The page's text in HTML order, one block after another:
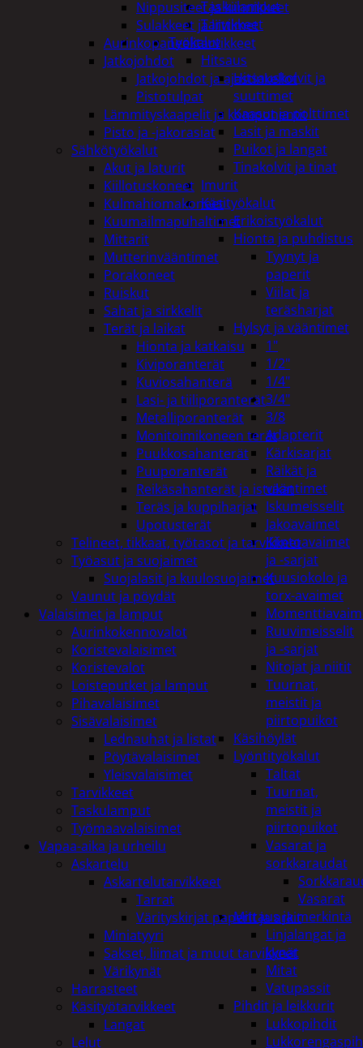
Taskulamput
Tarvikkeet
Työkalut
Hitsaus
Hitsauskolvit ja
suuttimet
Kaasut ja polttimet
Lasit ja maskit
Puikot ja langat
Tinakolvit ja tinat
Imurit
Käsityökalut
Erikoistyökalut
Hionta ja puhdistus
Tyynyt ja
paperit
Viilat ja
teräsharjat
Hylsyt ja vääntimet
1"
1/2"
1/4"
3/4"
3/8
Adapterit
Kärkisarjat
Räikät ja
vääntimet
Iskumeisselit
Jakoavaimet
Kiintoavaimet
ja -sarjat
Kuusiokolo ja
torx-avaimet
Ruuvimeisselit
ja -sarjat
Nitojat ja niitit
Tuurnat,
meistit ja
piirtopuikot
Käsihöylät
Lyöntityökalut
Taltat
Tuurnat,
meistit ja
piirtopuikot
Vasarat ja
sorkkaraudat
Vasarat
Mittaus ja merkintä
Linjalangat ja
kynät
Mitat
Vatupassit
Pihdit ja leikkurit
Lukkopihdit
Nippusiteet ja kiinnikkeet
Sulakkeet ja liittimet
Aurinkopaneelitarvikkeet
Jatkojohdot
Jatkojohdot ja ajastinkellot
Pistotulpat
Lämmityskaapelit ja komponentit
Pisto ja -jakorasiat
Sähkötyökalut
Akut ja laturit
Kiillotuskoneet
Kulmahiomakoneet
Kuumailmapuhaltimet
Mittarit
Mutterinvääntimet
Porakoneet
Ruiskut
Sahat ja sirkkelit
Terät ja laikat
Hionta ja katkaisu
Kiviporanterät
Kuviosahanterä
Lasi- ja tiiliporanterät
Metalliporanterät
Monitoimikoneen terät
Puukkosahanterät
Puuporanterät
Reikäsahanterät ja istukat
Teräs ja kuppiharjat
Upotusterät
Telineet, tikkaat, työtasot ja tarvikkeet
Työasut ja suojaimet
Suojalasit ja kuulosuojaimet
Vaunut ja pöydät
Valaisimet ja lamput
Aurinkokennovalot
Koristevalaisimet
Koristevalot
Loisteputket ja lamput
Pihavalaisimet
Sisävalaisimet
Lednauhat ja listat
Pöytävalaisimet
Yleisvalaisimet
Tarvikkeet
Taskulamput
Työmaavalaisimet
Vapaa-aika ja urheilu
Askartelu
Askartelutarvikkeet
Tarrat
Värityskirjat paperit ja arkit
Miniatyyri
Sakset, liimat ja muut tarvikkeet
Värikynät
Harrasteet
Käsityötarvikkeet
Langat
Lelut